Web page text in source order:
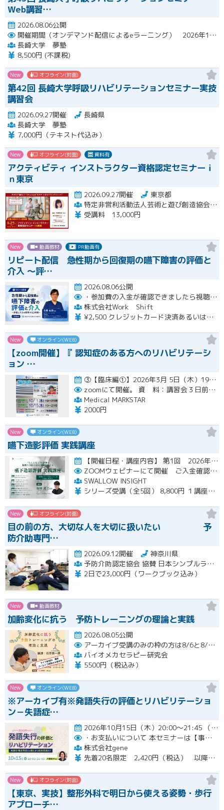
Web講習…
2026.08.06公開
開催期間（オンデマンド配信によるeラーニング） 2026年10月2日（金）～10月29日（木）
長崎大学 夢塾
8,500円 (不課税)
New オフライン(対面)
第42回 長崎大学呼吸リハビリテーションセミナー実技
講習会
2026.09.27開催
長崎県
長崎大学 夢塾
7,000円（テキスト代込み）
New オフライン(対面) 資料有
アクティビティ インストラクター資格認定セミナーｉ
ｎ東京
2026.09.27開催
東京都
特定非営利活動法人芸術と遊び創造協会 高齢者アクティビティ開発センター
受講料 13,000円
New 動画教材 PR動画有
リピート配信 急性期から回復期の嚥下障害の評価と
介入 〜評…
2026.08.06公開
・参加費の入金が確認できましたら視聴用URLとパスワードおよび資料をお申込みいただきましたメールアドレスに送付します。
株式会社Work Shift
¥2,500 クレジットカード決済あるいは銀行振込となります。
New オンライン(WEB)
【zoom開催】『 認知症のある方へのリハビリテーシ
ョン …
③【臨床編①】2026年3月 5日（木）19:00〜21:00（アーカイブ配信１ヶ月間） ④【臨床編②】2026年…開催
zoomにて開催。
資 料：講習会３日前までに、PDFデータまたはGoogleドライブにてお送りいたします。
Medical MARKSTAR
2000円
New オンライン(WEB)
嚥下造影評価 実践講座
【開催日程・講座内容】 第1回 2026年10月31日（土）19：00～20：30（見逃し配信視聴期間：2026…開催
ZOOMウェビナーにて開催 ご入金確認後メールにてURLをお知らせいたします
SWALLOW INSIGHT
シリーズ受講（全5回） 8,800円 １講座ごと 2,200円
New オフライン(対面)
目の前の方、大切な人を大切に扱いたい 予
防介助専門…
2026.09.12開催
神奈川県
予防介助認定協会 協賛 日本シンプルラーニング協会 楽な動きの学習会
2日で23,000円（ワークブック込み）
New 動画教材
加齢変化に抗う 予防トレーニングの理論と実践
2026.08.05公開
アーカイブ受講のみの枠の方は8/6と8/20におこなわれる配信終了後に視聴URLをお送りします。
バイオメカセラピー研究会
5500円（税込み）
New オンライン(WEB)
※アーカイブ有※発語失行の評価とリハビリテーショ
ン－失語症…
2026年10月15日（木）20:00～21:45 （受付開始時間 19:45）開催
・お支払いについて 本セミナーは【事前支払い（クレジットカード・銀行振込）】です。
株式会社gene
先着20名限定 2,420円（税込） 以降3,000円（税込） ※お支払い方法：クレジットカード・銀行振込 【キャンセルについて】 決済後はいかなる理由でも返金はいたしませんのでご了承ください。 受講料をお支払いいただいた方には、後日アーカイブの視聴URLをお送りいたします。
New オフライン(対面)
【東京、実技】整形外科で明日から使える姿勢・歩行
アプローチ…